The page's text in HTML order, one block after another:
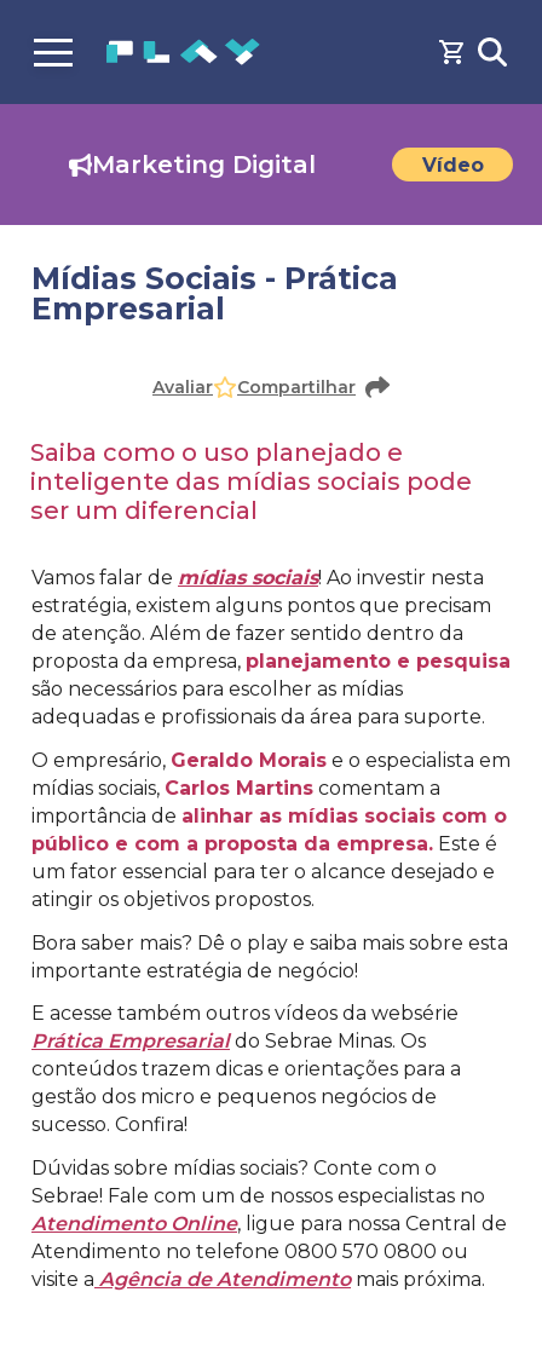
Marketing Digital Vídeo
Mídias Sociais - Prática
Empresarial
cadastro para acessar o conteúdo
Avaliar Compartilhar
Saiba como o uso planejado e
inteligente das mídias sociais pode
ser um diferencial
Vamos falar de mídias sociais! Ao investir nesta
estratégia, existem alguns pontos que precisam
de atenção. Além de fazer sentido dentro da
proposta da empresa, planejamento e pesquisa
são necessários para escolher as mídias
adequadas e profissionais da área para suporte.
O empresário, Geraldo Morais e o especialista em
mídias sociais, Carlos Martins comentam a
importância de alinhar as mídias sociais com o
público e com a proposta da empresa. Este é
um fator essencial para ter o alcance desejado e
atingir os objetivos propostos.
Bora saber mais? Dê o play e saiba mais sobre esta
importante estratégia de negócio!
E acesse também outros vídeos da websérie
Prática Empresarialdo Sebrae Minas. Os
conteúdos trazem dicas e orientações para a
gestão dos micro e pequenos negócios de
sucesso. Confira!
Dúvidas sobre mídias sociais? Conte com o
Sebrae! Fale com um de nossos especialistas no
Atendimento Online, ligue para nossa Central de
Atendimento no telefone 0800 570 0800 ou
visite a Agência de Atendimentomais próxima.